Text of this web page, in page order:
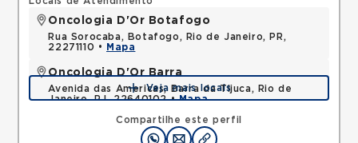
Compartilhe este perfil
Oncologia D'Or Botafogo
Rua Sorocaba, Botafogo, Rio de Janeiro, PR,
22271110 •
Mapa
Oncologia D'Or Barra
Avenida das Americas, Barra da Tijuca, Rio de
Janeiro, RJ, 22640102 •Mapa
Veja mais locais